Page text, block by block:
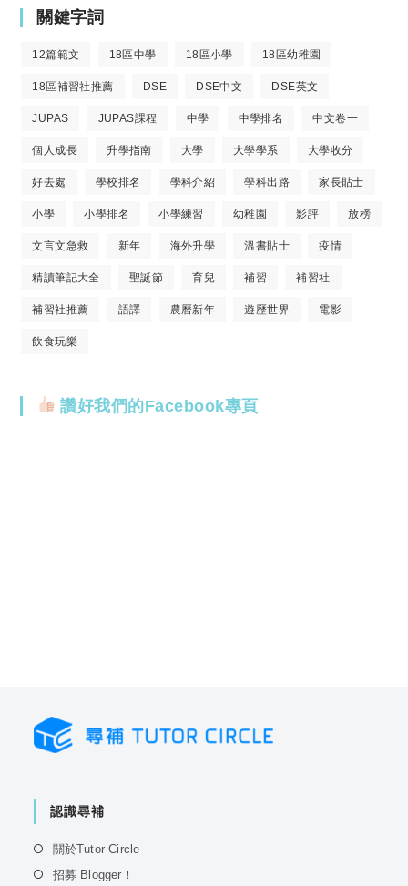
關鍵字詞
12篇範文 18區中學 18區小學 18區幼稚園
18區補習社推薦 DSE DSE中文 DSE英文
JUPAS JUPAS課程 中學 中學排名 中文卷一
個人成長 升學指南 大學 大學學系 大學收分
好去處 學校排名 學科介紹 學科出路 家長貼士
小學 小學排名 小學練習 幼稚園 影評 放榜
文言文急救 新年 海外升學 溫書貼士 疫情
精讀筆記大全 聖誕節 育兒 補習 補習社
補習社推薦 語譯 農曆新年 遊歷世界 電影
飲食玩樂
讚好我們的Facebook專頁
認識尋補
關於Tutor CircleOpens
招募 Blogger！